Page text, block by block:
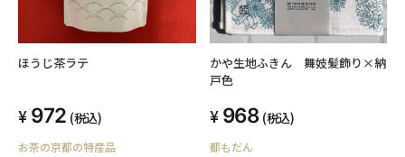
ほうじ茶ラテ
972 (税込)
お茶の京都の特産品
かや生地ふきん 舞妓髪飾り×納
戸色
968 (税込)
都もだん